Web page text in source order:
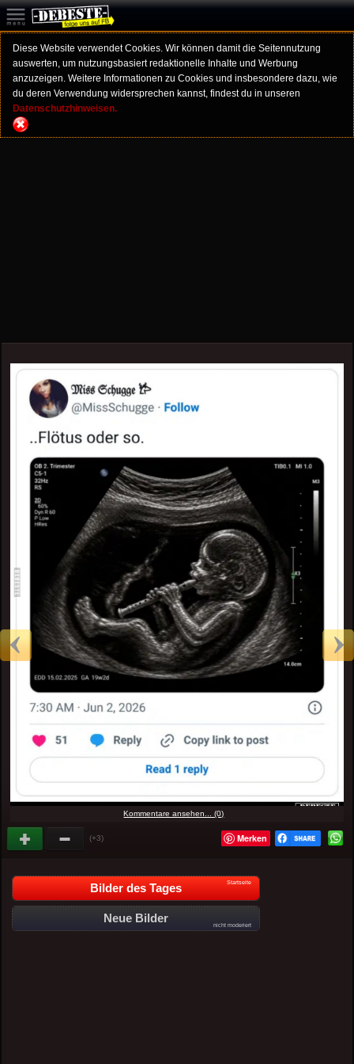
Diese Website verwendet Cookies. Wir können damit die Seitennutzung
auswerten, um nutzungsbasiert redaktionelle Inhalte und Werbung
anzuzeigen. Weitere Informationen zu Cookies und insbesondere dazu, wie
du deren Verwendung widersprechen kannst, findest du in unseren
Datenschutzhinweisen.
Kommentare ansehen... (0)
(+3) Merken
Bilder des Tages Startseite
Neue Bilder
nicht moderiert